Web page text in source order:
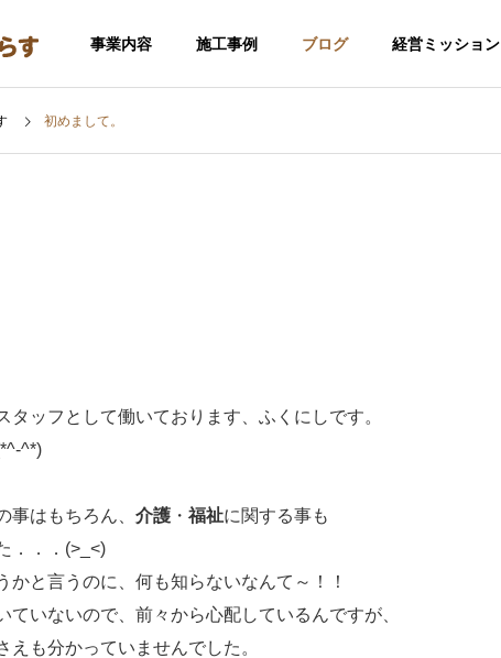
事業内容 施工事例 ブログ 経営ミッション
初めまして。
タッフとして働いております、ふくにしです。
^*)
事はもちろん、 介護 ・ 福祉に関する事も
．．．(>_<)
かと言うのに、何も知らないなんて～！！
ていないので、前々から心配しているんですが、
えも分かっていませんでした。